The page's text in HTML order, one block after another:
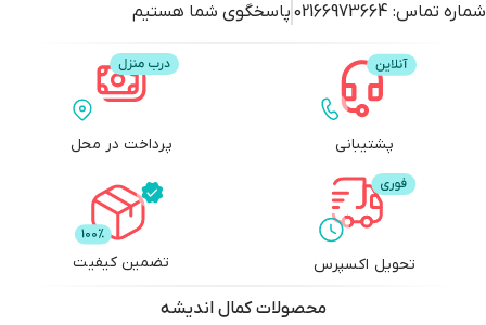
شماره تماس: 02166973664 پاسخگوی شما هستیم
پشتیبانی پرداخت در محل
تحویل اکسپرس تضمین کیفیت
محصولاتکمال اندیشه